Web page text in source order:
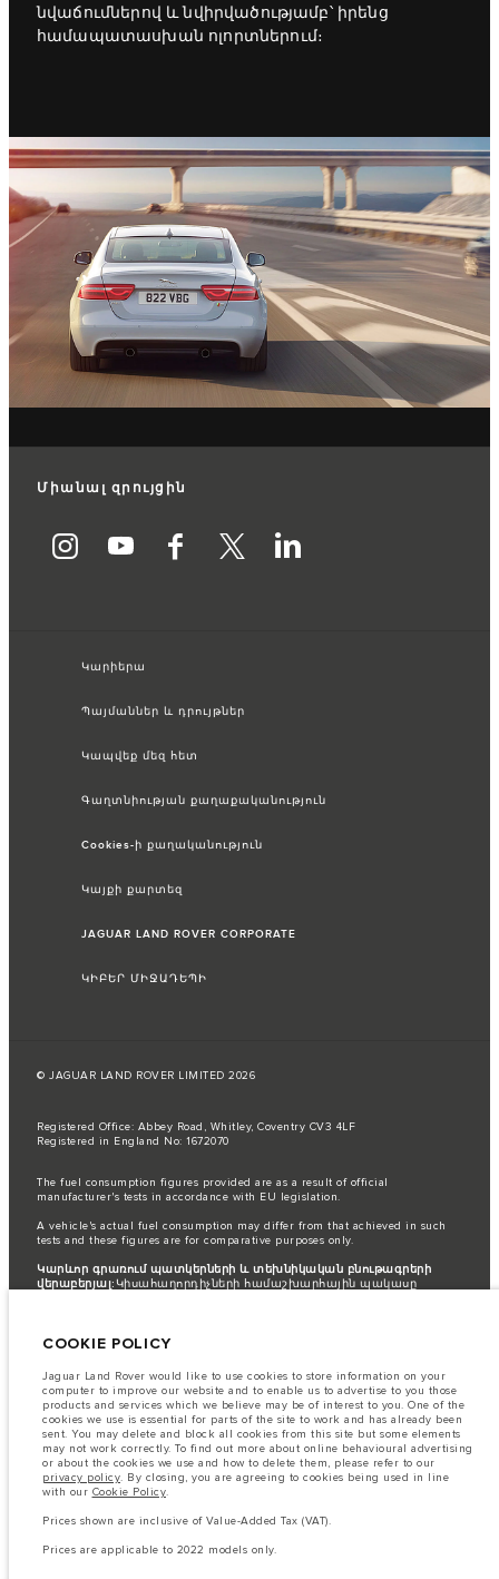
նվաճումներով և նվիրվածությամբ՝ իրենց
համապատասխան ոլորտներում։
Միանալ զրույցին
Կարիերա
Պայմաններ և դրույթներ
Կապվեք մեզ հետ
Գաղտնիության քաղաքականություն
Cookies-ի քաղականություն
Կայքի քարտեզ
JAGUAR LAND ROVER CORPORATE
ԿԻԲԵՐ ՄԻՋԱԴԵՊԻ
© JAGUAR LAND ROVER LIMITED 2026
Registered Office: Abbey Road, Whitley, Coventry CV3 4LF
Registered in England No: 1672070
The fuel consumption figures provided are as a result of official
manufacturer's tests in accordance with EU legislation.
A vehicle's actual fuel consumption may differ from that achieved in such
tests and these figures are for comparative purposes only.
Կարևոր գրառում պատկերների և տեխնիկական բնութագրերի
վերաբերյալ:Կիսահաղորդիչների համաշխարհային պակասը
օգտագործվող պատկերները կարող են ամբողջությամբ
գունային սխեմաների ընթացիկ տեխնիկական բնութագրերը:
Խնդրում ենք խորհրդակցել ձեր մանրածախ վաճառողի հետ, ով
կկարողանա ներկայացնել ձեզ առկա ցանկացած
սահմանափակում՝ ճիշտ ընտրություն կատարելու համար
The information, specification, engines and colours on this website are based
on European specification and may vary from market to market and are
subject to change without notice. Some vehicles are shown with optional
equipment that may not be available in all markets. Please contact your
local retailer for local availability and prices.
Prices shown are inclusive of Value-Added Tax (VAT).
Prices are applicable to 2026 models only.
COOKIE POLICY
Jaguar Land Rover would like to use cookies to store information on your
computer to improve our website and to enable us to advertise to you those
products and services which we believe may be of interest to you. One of the
cookies we use is essential for parts of the site to work and has already been
sent. You may delete and block all cookies from this site but some elements
may not work correctly. To find out more about online behavioural advertising
or about the cookies we use and how to delete them, please refer to our
privacy policy. By closing, you are agreeing to cookies being used in line
with our Cookie Policy.
Prices shown are inclusive of Value-Added Tax (VAT).
Prices are applicable to 2022 models only.